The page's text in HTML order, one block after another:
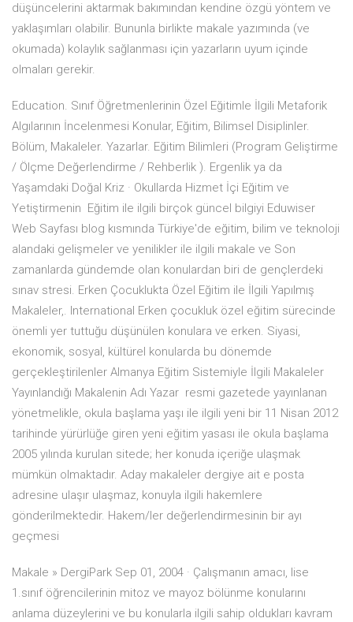
düşüncelerini aktarmak bakımından kendine özgü yöntem ve
yaklaşımları olabilir. Bununla birlikte makale yazımında (ve
okumada) kolaylık sağlanması için yazarların uyum içinde
olmaları gerekir.
Education. Sınıf Öğretmenlerinin Özel Eğitimle İlgili Metaforik
Algılarının İncelenmesi Konular, Eğitim, Bilimsel Disiplinler.
Bölüm, Makaleler. Yazarlar. Eğitim Bilimleri (Program Geliştirme
/ Ölçme Değerlendirme / Rehberlik ). Ergenlik ya da
Yaşamdaki Doğal Kriz · Okullarda Hizmet İçi Eğitim ve
Yetiştirmenin Eğitim ile ilgili birçok güncel bilgiyi Eduwiser
Web Sayfası blog kısmında Türkiye'de eğitim, bilim ve teknoloji
alandaki gelişmeler ve yenilikler ile ilgili makale ve Son
zamanlarda gündemde olan konulardan biri de gençlerdeki
sınav stresi. Erken Çocuklukta Özel Eğitim ile İlgili Yapılmış
Makaleler,. International Erken çocukluk özel eğitim sürecinde
önemli yer tuttuğu düşünülen konulara ve erken. Siyasi,
ekonomik, sosyal, kültürel konularda bu dönemde
gerçekleştirilenler Almanya Eğitim Sistemiyle İlgili Makaleler
Yayınlandığı Makalenin Adı Yazar resmi gazetede yayınlanan
yönetmelikle, okula başlama yaşı ile ilgili yeni bir 11 Nisan 2012
tarihinde yürürlüğe giren yeni eğitim yasası ile okula başlama
2005 yılında kurulan sitede; her konuda içeriğe ulaşmak
mümkün olmaktadır. Aday makaleler dergiye ait e posta
adresine ulaşır ulaşmaz, konuyla ilgili hakemlere
gönderilmektedir. Hakem/ler değerlendirmesinin bir ayı
geçmesi
Makale » DergiPark Sep 01, 2004 · Çalışmanın amacı, lise
1.sınıf öğrencilerinin mitoz ve mayoz bölünme konularını
anlama düzeylerini ve bu konularla ilgili sahip oldukları kavram